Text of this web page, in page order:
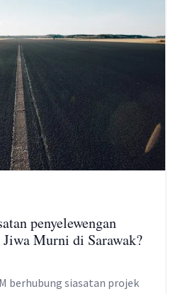
penyelewengan
Murni di Sarawak?
berhubung siasatan projek